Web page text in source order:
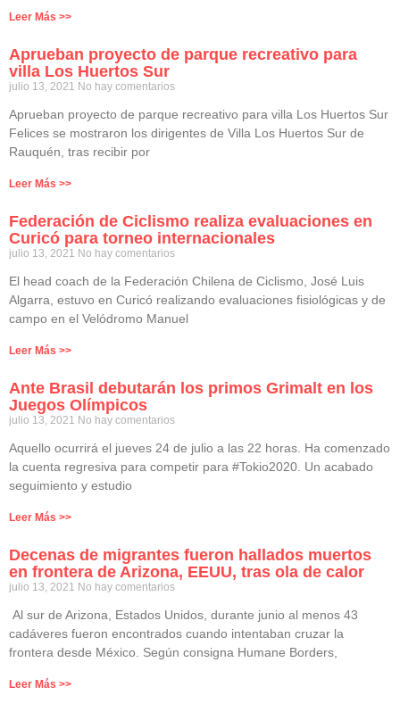
Leer Más >>
Aprueban proyecto de parque recreativo para
villa Los Huertos Sur
julio 13, 2021 No hay comentarios
Aprueban proyecto de parque recreativo para villa Los Huertos Sur
Felices se mostraron los dirigentes de Villa Los Huertos Sur de
Rauquén, tras recibir por
Leer Más >>
Federación de Ciclismo realiza evaluaciones en
Curicó para torneo internacionales
julio 13, 2021 No hay comentarios
El head coach de la Federación Chilena de Ciclismo, José Luis
Algarra, estuvo en Curicó realizando evaluaciones fisiológicas y de
campo en el Velódromo Manuel
Leer Más >>
Ante Brasil debutarán los primos Grimalt en los
Juegos Olímpicos
julio 13, 2021 No hay comentarios
Aquello ocurrirá el jueves 24 de julio a las 22 horas. Ha comenzado
la cuenta regresiva para competir para #Tokio2020. Un acabado
seguimiento y estudio
Leer Más >>
Decenas de migrantes fueron hallados muertos
en frontera de Arizona, EEUU, tras ola de calor
julio 13, 2021 No hay comentarios
Al sur de Arizona, Estados Unidos, durante junio al menos 43
cadáveres fueron encontrados cuando intentaban cruzar la
frontera desde México. Según consigna Humane Borders,
Leer Más >>